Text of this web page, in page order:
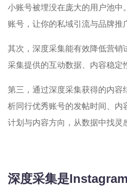
小账号被埋没在庞大的用户池中
账号，让你的私域引流与品牌推
其次，深度采集能有效降低营销
采集提供的互动数据、内容稳定
第三，通过深度采集获得的内容
析同行优秀账号的发帖时间、内
计划与内容方向，从数据中找灵
深度采集是